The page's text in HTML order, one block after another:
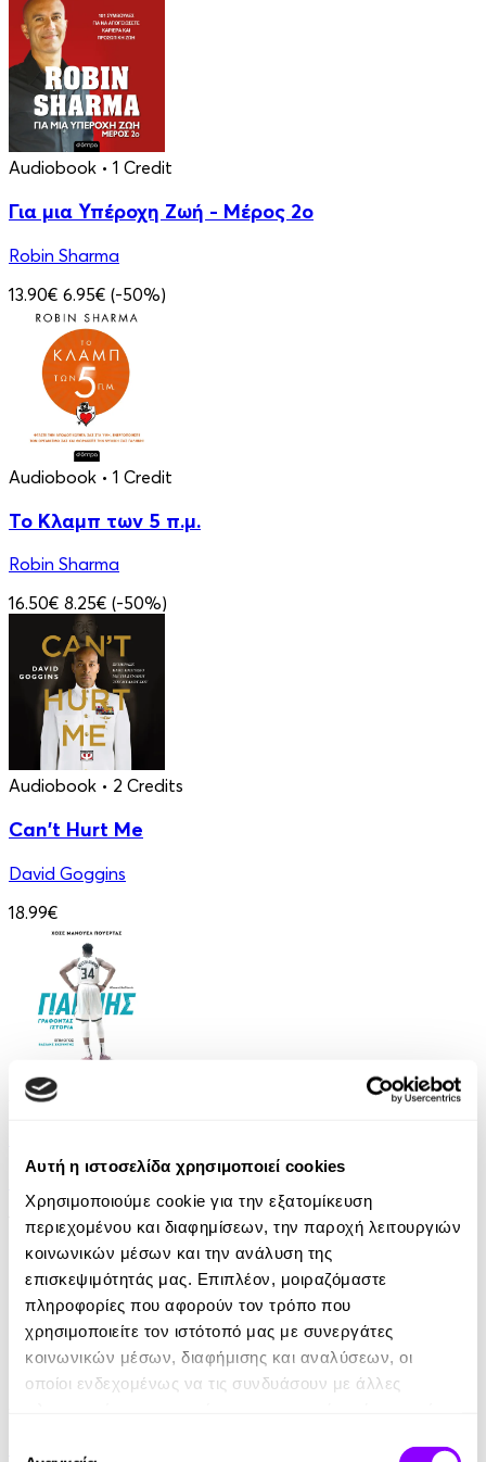
Αυτή η ιστοσελίδα χρησιμοποιεί cookies
Χρησιμοποιούμε cookie για την εξατομίκευση
περιεχομένου και διαφημίσεων, την παροχή λειτουργιών
κοινωνικών μέσων και την ανάλυση της
επισκεψιμότητάς μας. Επιπλέον, μοιραζόμαστε
πληροφορίες που αφορούν τον τρόπο που
χρησιμοποιείτε τον ιστότοπό μας με συνεργάτες
κοινωνικών μέσων, διαφήμισης και αναλύσεων, οι
οποίοι ενδεχομένως να τις συνδυάσουν με άλλες
Audiobook • 1 Credit
Για μια Υπέροχη Ζωή - Μέρος 2ο
Robin Sharma
13.90€ 6.95€ (-50%)
Audiobook • 1 Credit
Το Κλαμπ των 5 π.μ.
Robin Sharma
16.50€ 8.25€ (-50%)
Audiobook • 2 Credits
Can't Hurt Me
David Goggins
18.99€
Audiobook
Jose Manuel Puertas
19.90€ 9.95€ (-50%)